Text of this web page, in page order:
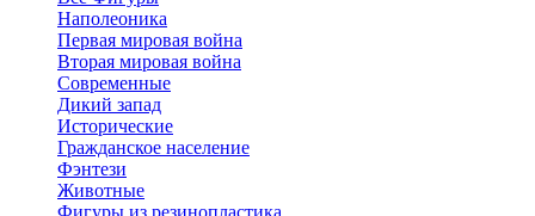
Наполеоника
Первая мировая война
Вторая мировая война
Современные
Дикий запад
Исторические
Гражданское население
Фэнтези
Животные
Фигуры из резинопластика